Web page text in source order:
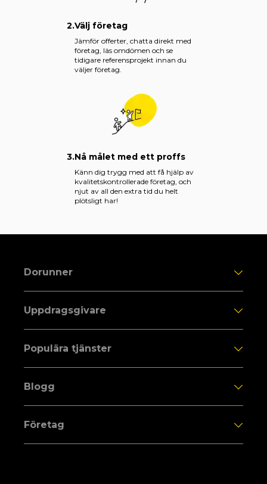
2.Välj företag
Jämför offerter, chatta direkt med
företag, läs omdömen och se
tidigare referensprojekt innan du
väljer företag.
3.Nå målet med ett proffs
Känn dig trygg med att få hjälp av
kvalitetskontrollerade företag, och
njut av all den extra tid du helt
plötsligt har!
Dorunner
Uppdragsgivare
Populära tjänster
Blogg
Företag